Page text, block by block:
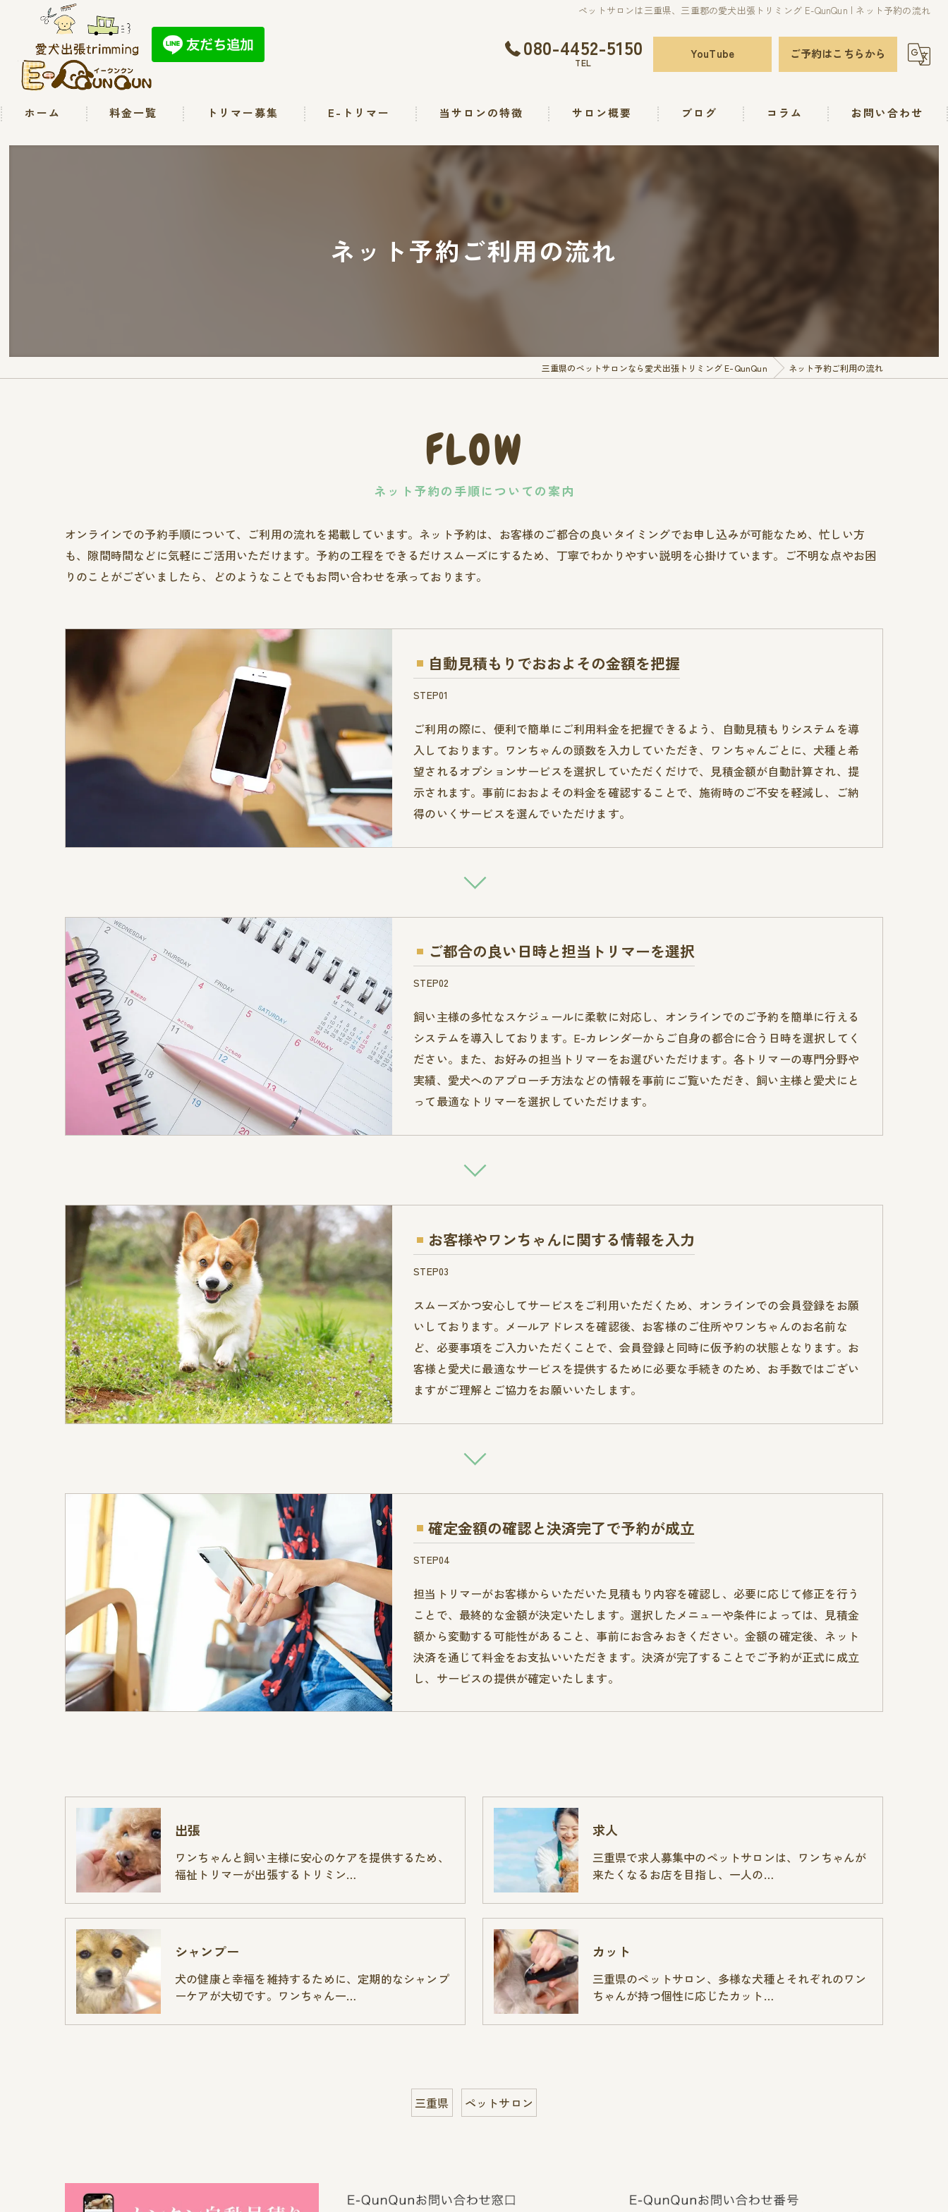
ペットサロンは三重県、三重郡の愛犬出張トリミング E-QunQun | ネット予約の流れ
080-4452-5150
TEL
YouTube ご予約はこちらから
ホーム 料金一覧 トリマー募集 E-トリマー 当サロンの特徴
トリミング
カット
シャンプー
出張
サロン概要 ブログ コラム お問い合わせ
ネット予約ご利用の流れ
三重県のペットサロンなら愛犬出張トリミング E-QunQun ネット予約ご利用の流れ
ネット予約の手順についての案内
FLOW
オンラインでの予約手順について、ご利用の流れを掲載しています。ネット予約は、お客様のご都合の良いタイミングでお申し込みが可能なため、忙しい方
も、隙間時間などに気軽にご活用いただけます。予約の工程をできるだけスムーズにするため、丁寧でわかりやすい説明を心掛けています。ご不明な点やお困
りのことがございましたら、どのようなことでもお問い合わせを承っております。
自動見積もりでおおよその金額を把握
STEP01
ご利用の際に、便利で簡単にご利用料金を把握できるよう、自動見積もりシステムを導
入しております。ワンちゃんの頭数を入力していただき、ワンちゃんごとに、犬種と希
望されるオプションサービスを選択していただくだけで、見積金額が自動計算され、提
示されます。事前におおよその料金を確認することで、施術時のご不安を軽減し、ご納
得のいくサービスを選んでいただけます。
ご都合の良い日時と担当トリマーを選択
STEP02
飼い主様の多忙なスケジュールに柔軟に対応し、オンラインでのご予約を簡単に行える
システムを導入しております。E-カレンダーからご自身の都合に合う日時を選択してく
ださい。また、お好みの担当トリマーをお選びいただけます。各トリマーの専門分野や
実績、愛犬へのアプローチ方法などの情報を事前にご覧いただき、飼い主様と愛犬にと
って最適なトリマーを選択していただけます。
お客様やワンちゃんに関する情報を入力
STEP03
スムーズかつ安心してサービスをご利用いただくため、オンラインでの会員登録をお願
いしております。メールアドレスを確認後、お客様のご住所やワンちゃんのお名前な
ど、必要事項をご入力いただくことで、会員登録と同時に仮予約の状態となります。お
客様と愛犬に最適なサービスを提供するために必要な手続きのため、お手数ではござい
ますがご理解とご協力をお願いいたします。
確定金額の確認と決済完了で予約が成立
STEP04
担当トリマーがお客様からいただいた見積もり内容を確認し、必要に応じて修正を行う
ことで、最終的な金額が決定いたします。選択したメニューや条件によっては、見積金
額から変動する可能性があること、事前にお含みおきください。金額の確定後、ネット
決済を通じて料金をお支払いいただきます。決済が完了することでご予約が正式に成立
し、サービスの提供が確定いたします。
出張
ワンちゃんと飼い主様に安心のケアを提供するため、
福祉トリマーが出張するトリミン…
求人
三重県で求人募集中のペットサロンは、ワンちゃんが
来たくなるお店を目指し、一人の…
シャンプー
犬の健康と幸福を維持するために、定期的なシャンプ
ーケアが大切です。ワンちゃん一…
カット
三重県のペットサロン、多様な犬種とそれぞれのワン
ちゃんが持つ個性に応じたカット…
三重県 ペットサロン